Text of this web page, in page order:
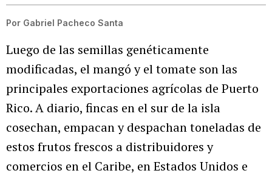
Por Gabriel Pacheco Santa
Luego de las semillas genéticamente
modificadas, el mangó y el tomate son las
principales exportaciones agrícolas de Puerto
Rico. A diario, fincas en el sur de la isla
cosechan, empacan y despachan toneladas de
estos frutos frescos a distribuidores y
comercios en el Caribe, en Estados Unidos e